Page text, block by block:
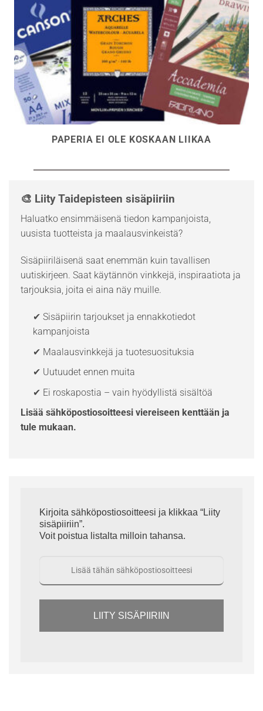
PAPERIA EI OLE KOSKAAN LIIKAA
🎨 Liity Taidepisteen sisäpiiriin
Haluatko ensimmäisenä tiedon kampanjoista,
uusista tuotteista ja maalausvinkeistä?
Sisäpiiriläisenä saat enemmän kuin tavallisen
uutiskirjeen. Saat käytännön vinkkejä, inspiraatiota ja
tarjouksia, joita ei aina näy muille.
✔ Sisäpiirin tarjoukset ja ennakkotiedot
kampanjoista
✔ Maalausvinkkejä ja tuotesuosituksia
✔ Uutuudet ennen muita
✔ Ei roskapostia – vain hyödyllistä sisältöä
Lisää sähköpostiosoitteesi viereiseen kenttään ja
tule mukaan.
Kirjoita sähköpostiosoitteesi ja klikkaa “Liity
sisäpiiriin”.
Voit poistua listalta milloin tahansa.
LIITY SISÄPIIRIIN